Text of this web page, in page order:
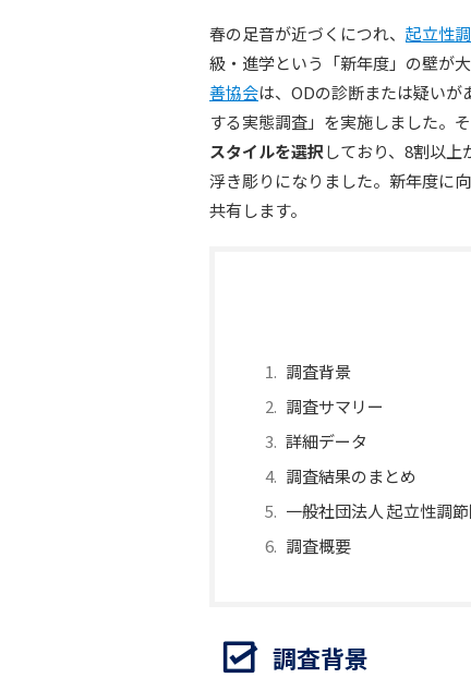
春の足音が近づくにつれ、 起立性
級・進学という「新年度」の壁が
善協会は、ODの診断または疑い
する実態調査」を実施しました。そ
スタイルを選択しており、8割以
浮き彫りになりました。新年度に
共有します。
調査背景
調査サマリー
詳細データ
調査結果のまとめ
一般社団法人 起立性調
調査概要
調査背景